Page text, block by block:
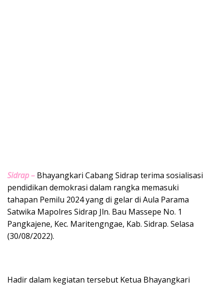
Sidrap – Bhayangkari Cabang Sidrap terima sosialisasi
pendidikan demokrasi dalam rangka memasuki
tahapan Pemilu 2024 yang di gelar di Aula Parama
Satwika Mapolres Sidrap Jln. Bau Massepe No. 1
Pangkajene, Kec. Maritengngae, Kab. Sidrap. Selasa
(30/08/2022).
Hadir dalam kegiatan tersebut Ketua Bhayangkari